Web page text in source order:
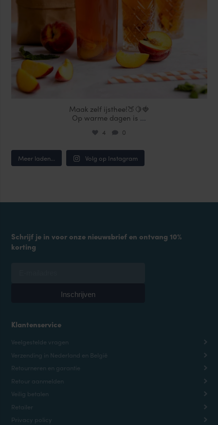
Maak zelf ijsthee!🍑🍋🍓
Op warme dagen is ...
4 0
Meer laden... Volg op Instagram
Klantenservice
Veelgestelde vragen
Verzending in Nederland en België
Retourneren en garantie
Retour aanmelden
Veilig betalen
Retailer
Privacy policy
Schrijf je in voor onze nieuwsbrief en ontvang 10%
korting